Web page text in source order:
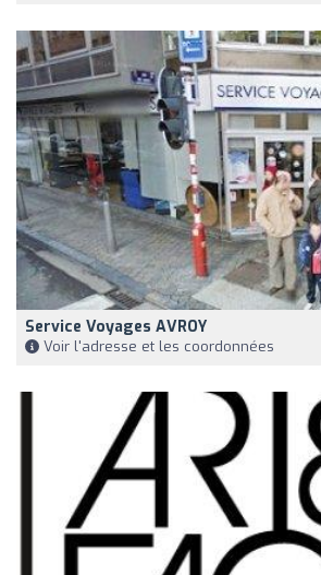
Service Voyages AVROY
Voir l'adresse et les coordonnées